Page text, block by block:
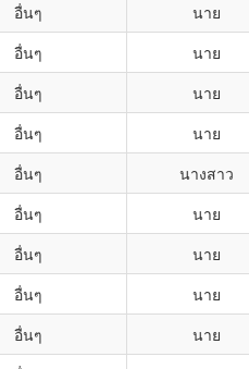
อื่นๆ นาย
อื่นๆ นาย
อื่นๆ นาย
อื่นๆ นาย
อื่นๆ นางสาว
อื่นๆ นาย
อื่นๆ นาย
อื่นๆ นาย
อื่นๆ นาย